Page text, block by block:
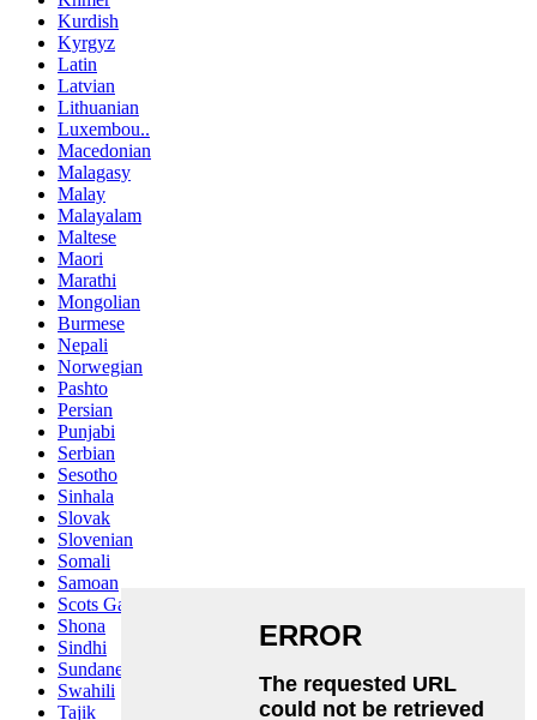
Kurdish
Kyrgyz
Latin
Latvian
Lithuanian
Luxembou..
Macedonian
Malagasy
Malay
Malayalam
Maltese
Maori
Marathi
Mongolian
Burmese
Nepali
Norwegian
Pashto
Persian
Punjabi
Serbian
Sesotho
Sinhala
Slovak
Slovenian
Somali
Samoan
Scots Gaelic
Shona
Sindhi
Sundanese
Swahili
Tajik